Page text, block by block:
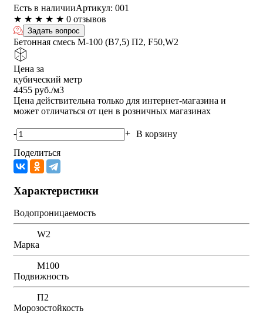
Есть в наличииАртикул: 001
★ ★ ★ ★ ★ 0 отзывов
Задать вопрос
Бетонная смесь М-100 (B7,5) П2, F50,W2
Цена за
кубический метр
4455 руб./м3
Цена действительна только для интернет-магазина и
может отличаться от цен в розничных магазинах
- + В корзину
Поделиться
Характеристики
Водопроницаемость
W2
Марка
М100
Подвижность
П2
Морозостойкость